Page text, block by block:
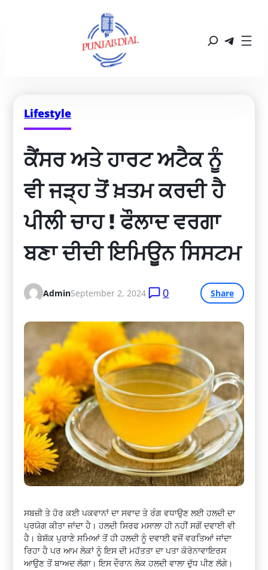
Lifestyle
ਕੈਂਸਰ ਅਤੇ ਹਾਰਟ ਅਟੈਕ ਨੂੰ
ਵੀ ਜੜ੍ਹ ਤੋਂ ਖ਼ਤਮ ਕਰਦੀ ਹੈ
ਪੀਲੀ ਚਾਹ ! ਫੌਲਾਦ ਵਰਗਾ
ਬਣਾ ਦੀਦੀ ਇਮਿਊਨ ਸਿਸਟਮ
AdminSeptember 2, 2024 0 Share
ਸਬਜ਼ੀ ਤੇ ਹੋਰ ਕਈ ਪਕਵਾਨਾਂ ਦਾ ਸਵਾਦ ਤੇ ਰੰਗ ਵਧਾਉਣ ਲਈ ਹਲਦੀ ਦਾ
ਪ੍ਰਯੋਗ ਕੀਤਾ ਜਾਂਦਾ ਹੈ। ਹਲਦੀ ਸਿਰਫ ਮਸਾਲਾ ਹੀ ਨਹੀਂ ਸਗੋਂ ਦਵਾਈ ਵੀ
ਹੈ। ਬੇਸ਼ੱਕ ਪੁਰਾਣੇ ਸਮਿਆਂ ਤੋਂ ਹੀ ਹਲਦੀ ਨੂੰ ਦਵਾਈ ਵਜੋਂ ਵਰਤਿਆਂ ਜਾਂਦਾ
ਰਿਹਾ ਹੈ ਪਰ ਆਮ ਲੋਕਾਂ ਨੂੰ ਇਸ ਦੀ ਮਹੱਤਤਾ ਦਾ ਪਤਾ ਕੋਰੋਨਾਵਾਇਰਸ
ਆਉਣ ਤੋਂ ਬਾਅਦ ਲੱਗਾ। ਇਸ ਦੌਰਾਨ ਲੋਕ ਹਲਦੀ ਵਾਲਾ ਦੁੱਧ ਪੀਣ ਲੱਗੇ।